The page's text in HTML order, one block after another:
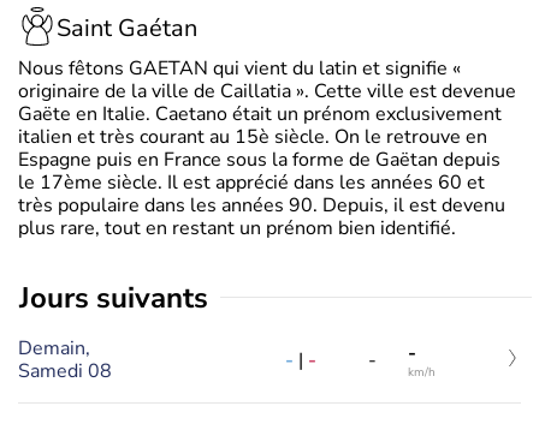
Saint Gaétan
Nous fêtons GAETAN qui vient du latin et signifie «
originaire de la ville de Caillatia ». Cette ville est devenue
Gaëte en Italie. Caetano était un prénom exclusivement
italien et très courant au 15è siècle. On le retrouve en
Espagne puis en France sous la forme de Gaëtan depuis
le 17ème siècle. Il est apprécié dans les années 60 et
très populaire dans les années 90. Depuis, il est devenu
plus rare, tout en restant un prénom bien identifié.
jours suivants
Demain,
Samedi 08
- | - - -
km/h